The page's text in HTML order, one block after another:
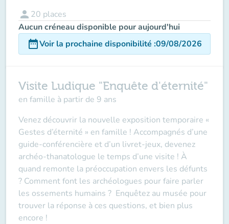
person 20 places
Aucun créneau disponible pour aujourd'hui
date_rangeVoir la prochaine disponibilité :09/08/2026
Visite Ludique "Enquête d'éternité"
en famille à partir de 9 ans
Venez découvrir la nouvelle exposition temporaire «
Gestes d’éternité » en famille ! Accompagnés d’une
guide-conférencière et d’un livret-jeux, devenez
archéo-thanatologue le temps d’une visite ! À
quand remonte la préoccupation envers les défunts
? Comment font les archéologues pour faire parler
les ossements humains ? Enquêtez au musée pour
trouver la réponse à ces questions, et bien plus
encore !